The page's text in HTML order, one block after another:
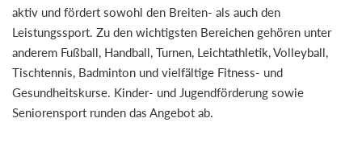
aktiv und fördert sowohl den Breiten- als auch den
Leistungssport. Zu den wichtigsten Bereichen gehören unter
anderem Fußball, Handball, Turnen, Leichtathletik, Volleyball,
Tischtennis, Badminton und vielfältige Fitness- und
Gesundheitskurse. Kinder- und Jugendförderung sowie
Seniorensport runden das Angebot ab.